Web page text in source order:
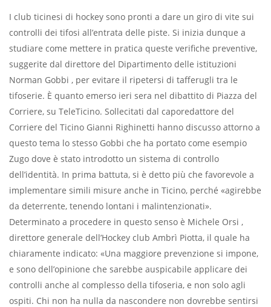
I club ticinesi di hockey sono pronti a dare un giro di vite sui
controlli dei tifosi all’entrata delle piste. Si inizia dunque a
studiare come mettere in pratica queste verifiche preventive,
suggerite dal direttore del Dipartimento delle istituzioni
Norman Gobbi , per evitare il ripetersi di tafferugli tra le
tifoserie. È quanto emerso ieri sera nel dibattito di Piazza del
Corriere, su TeleTicino. Sollecitati dal caporedattore del
Corriere del Ticino Gianni Righinetti hanno discusso attorno a
questo tema lo stesso Gobbi che ha portato come esempio
Zugo dove è stato introdotto un sistema di controllo
dell’identità. In prima battuta, si è detto più che favorevole a
implementare simili misure anche in Ticino, perché «agirebbe
da deterrente, tenendo lontani i malintenzionati».
Determinato a procedere in questo senso è Michele Orsi ,
direttore generale dell’Hockey club Ambrì Piotta, il quale ha
chiaramente indicato: «Una maggiore prevenzione si impone,
e sono dell’opinione che sarebbe auspicabile applicare dei
controlli anche al complesso della tifoseria, e non solo agli
ospiti. Chi non ha nulla da nascondere non dovrebbe sentirsi